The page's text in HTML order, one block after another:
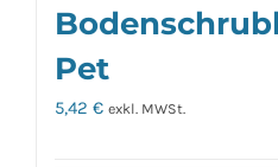
Pet
5,42 € exkl. MWSt.